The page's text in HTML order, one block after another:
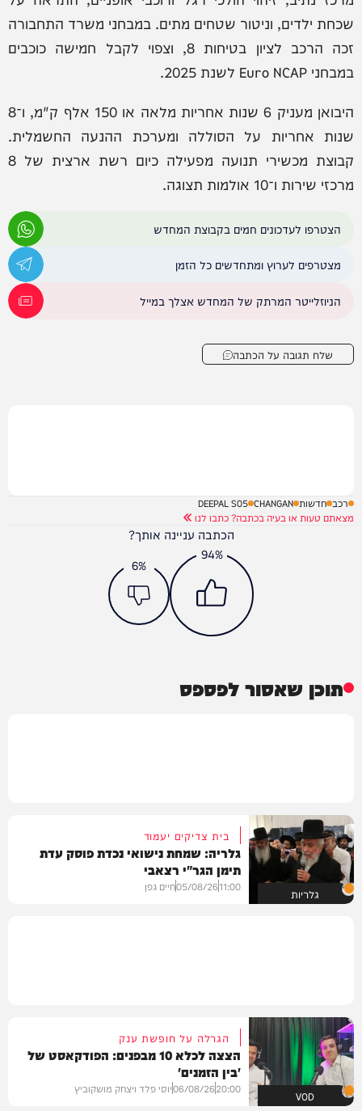
שכחת ילדים, וניטור שטחים מתים. במבחני משרד התחבורה
זכה הרכב לציון בטיחות 8, וצפוי לקבל חמישה כוכבים
במבחני Euro NCAP לשנת 2025.
היבואן מעניק 6 שנות אחריות מלאה או 150 אלף ק"מ, ו־8
שנות אחריות על הסוללה ומערכת ההנעה החשמלית.
קבוצת מכשירי תנועה מפעילה כיום רשת ארצית של 8
מרכזי שירות ו־10 אולמות תצוגה.
הצטרפו לעדכונים חמים בקבוצת המחדש
מצטרפים לערוץ ומתחדשים כל הזמן
הניוזלייטר המרתק של המחדש אצלך במייל
שלח תגובה על הכתבה
רכב חדשות CHANGAN
DEEPAL S05
מצאתם טעות או בעיה בכתבה? כתבו לנו
הכתבה עניינה אותך?
94%
6%
תוכן שאסור לפספס
גלריות
בית צדיקים יעמוד
גלריה: שמחת נישואי נכדת פוסק עדת
תימן הגר"י רצאבי
11:00
05/08/26חיים גפן
VOD
הגרלה על חופשת ענק
הצצה לכלא 10 מבפנים: הפודקאסט של
'בין הזמנים'
20:00
06/08/26יוסי פלד ויצחק מושקוביץ